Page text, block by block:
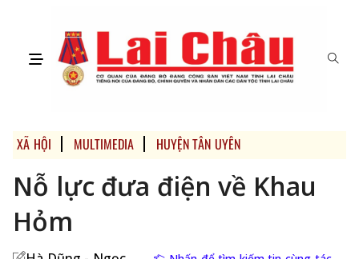
XÃ HỘI MULTIMEDIA HUYỆN TÂN UYÊN
Nỗ lực đưa điện về Khau
Hỏm